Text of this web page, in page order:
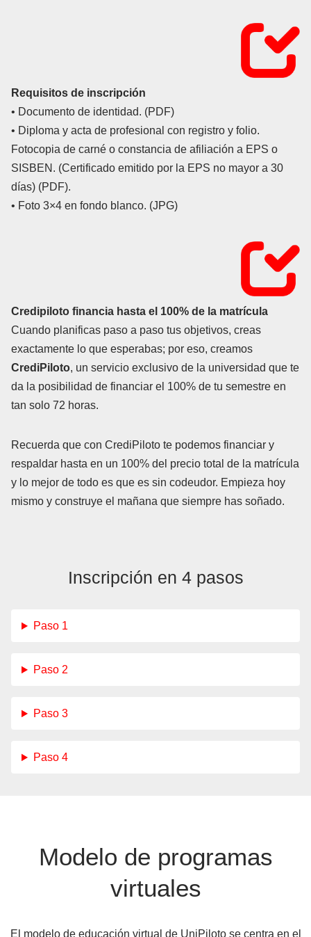
Requisitos de inscripción
• Documento de identidad. (PDF)
• Diploma y acta de profesional con registro y folio.
Fotocopia de carné o constancia de afiliación a EPS o
SISBEN. (Certificado emitido por la EPS no mayor a 30
días) (PDF).
• Foto 3×4 en fondo blanco. (JPG)
Credipiloto financia hasta el 100% de la matrícula
Cuando planificas paso a paso tus objetivos, creas
exactamente lo que esperabas; por eso, creamos
CrediPiloto, un servicio exclusivo de la universidad que te
da la posibilidad de financiar el 100% de tu semestre en
tan solo 72 horas.
Recuerda que con CrediPiloto te podemos financiar y
respaldar hasta en un 100% del precio total de la matrícula
y lo mejor de todo es que es sin codeudor. Empieza hoy
mismo y construye el mañana que siempre has soñado.
Inscripción en 4 pasos
Paso 1
Paso 2
Paso 3
Paso 4
Modelo de programas
virtuales
El modelo de educación virtual de UniPiloto se centra en el